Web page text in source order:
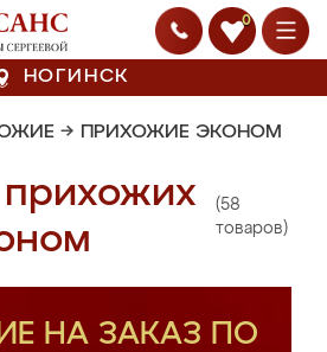
0
НОГИНСК
→ ПРИХОЖИЕ ЭКОНОМ
прихожих
(58
товаров)
НА ЗАКАЗ ПО